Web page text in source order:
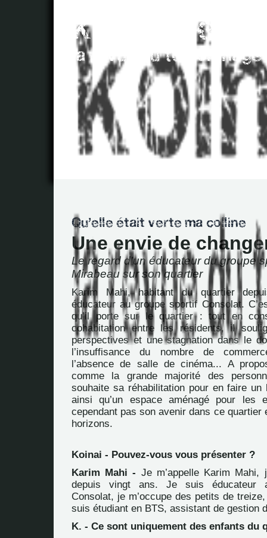
Une envie de
Le regard d’un éducateur du groupe
Mirabeau sur son quartier
Karim Mahi, habitant du quartier
éducateur au groupe sportif Consolat.
qu’il porte sur le quartier : tout en
cohabitation entre les résidents, il
perspectives et une stagnation dans le
l’insuffisance du nombre de
l’absence de salle de cinéma... A
comme la grande majorité des
souhaite sa réhabilitation pour en faire un
ainsi qu’un espace aménagé pour les
cependant pas son avenir dans ce quartier
horizons.
Koinai - Pouvez-vous vous présenter ?
Karim Mahi - Je m’appelle Karim Mahi,
depuis vingt ans. Je suis éducateur
Consolat, je m’occupe des petits de
suis étudiant en BTS, assistant de gestion
K. - Ce sont uniquement des enfants du